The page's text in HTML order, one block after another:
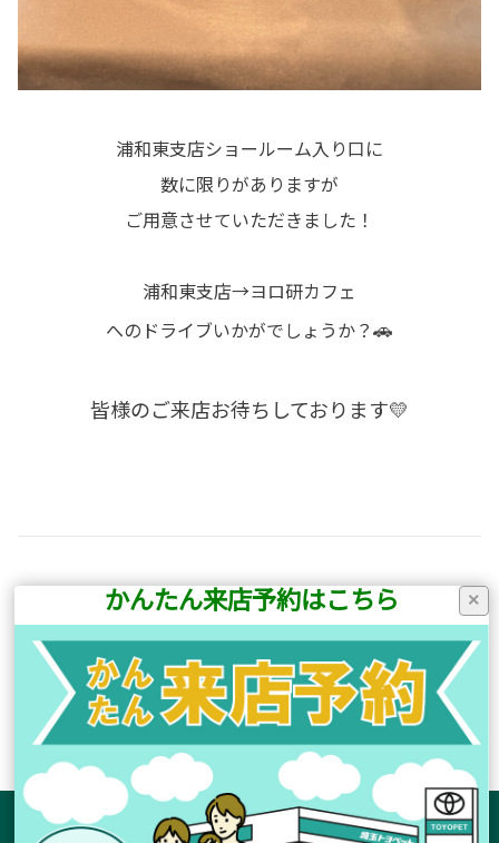
浦和東支店ショールーム入り口に
数に限りがありますが
ご用意させていただきました！
浦和東支店→ヨロ研カフェ
へのドライブいかがでしょうか？🚗
皆様のご来店お待ちしております💛
前の記事へ
店舗ブログ一覧に戻る
次の記事へ
サイトマップ
×
かんたん来店予約はこちら